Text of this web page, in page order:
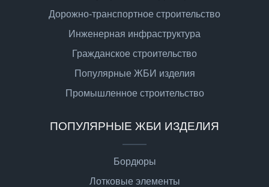
Дорожно-транспортное строительство
Инженерная инфраструктура
Гражданское строительство
Популярные ЖБИ изделия
Промышленное строительство
ПОПУЛЯРНЫЕ ЖБИ ИЗДЕЛИЯ
Бордюры
Лотковые элементы